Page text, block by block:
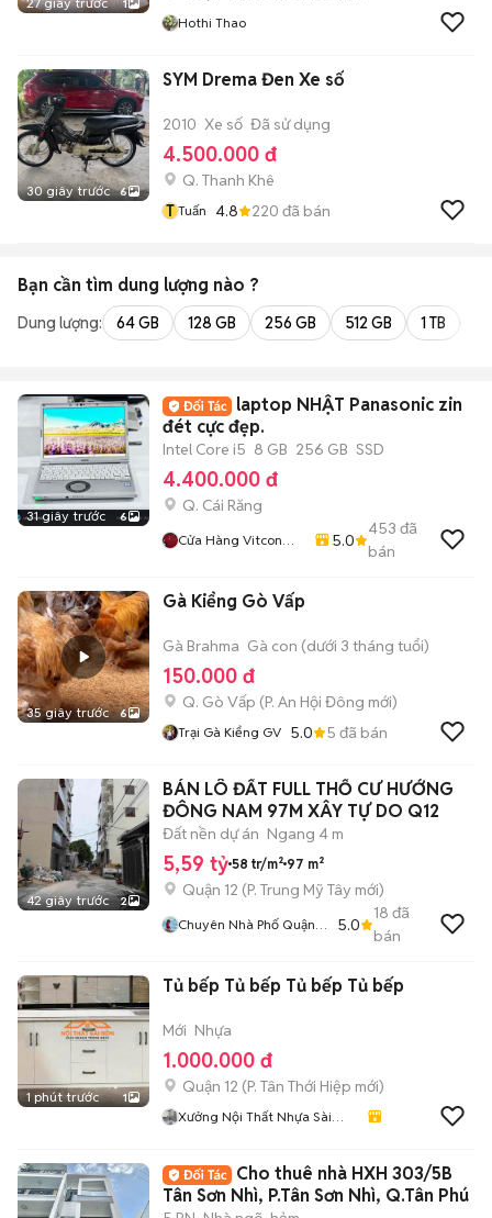
1
Hothi Thao
30 giây trước 6
SYM Drema Đen Xe số
2010 Xe số Đã sử dụng
4.500.000 đ
Q. Thanh Khê
T Tuấn 4.8 220 đã bán
Bạn cần tìm dung lượng nào ?
Dung lượng: 64 GB 128 GB 256 GB 512 GB 1 TB
31 giây trước 6
laptop NHẬT Panasonic zin
đét cực đẹp.
Intel Core i5 8 GB 256 GB SSD
4.400.000 đ
Q. Cái Răng
Cửa Hàng Vitcon
5.0
453 đã
bán
35 giây trước 6
Gà Kiểng Gò Vấp
Gà Brahma Gà con (dưới 3 tháng tuổi)
150.000 đ
Q. Gò Vấp (P. An Hội Đông mới)
Trại Gà Kiểng GV 5.0 5 đã bán
42 giây trước 2
BÁN LÔ ĐẤT FULL THỔ CƯ HƯỚNG
ĐÔNG NAM 97M XÂY TỰ DO Q12
Đất nền dự án Ngang 4 m
5,59 tỷ 58 tr/m² 97 m²
Quận 12 (P. Trung Mỹ Tây mới)
Chuyên Nhà Phố Quận
5.0
18 đã
bán
1 phút trước 1
Tủ bếp Tủ bếp Tủ bếp Tủ bếp
Mới Nhựa
1.000.000 đ
Quận 12 (P. Tân Thới Hiệp mới)
Xưởng Nội Thất Nhựa Sài
Cho thuê nhà HXH 303/5B
Tân Sơn Nhì, P.Tân Sơn Nhì, Q.Tân Phú